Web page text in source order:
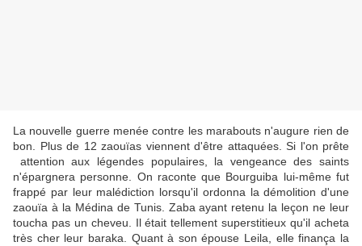
La nouvelle guerre menée contre les marabouts n'augure rien de
bon. Plus de 12 zaouïas viennent d'être attaquées. Si l'on prête
attention aux légendes populaires, la vengeance des saints
n'épargnera personne. On raconte que Bourguiba lui-même fut
frappé par leur malédiction lorsqu'il ordonna la démolition d'une
zaouïa à la Médina de Tunis. Zaba ayant retenu la leçon ne leur
toucha pas un cheveu. Il était tellement superstitieux qu'il acheta
très cher leur baraka. Quant à son épouse Leila, elle finança la